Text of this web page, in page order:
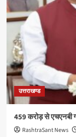
उत्तराखण्ड
459 करोड़ से एचएनबी
RashtraSant News